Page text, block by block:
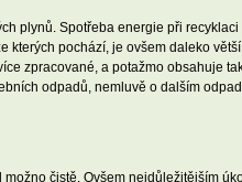
plynů. Spotřeba energie při
kterých pochází, je ovšem daleko
zpracované, a potažmo obsahuje
odpadů, nemluvě o dalším
čistě. Ovšem nejdůležitějším